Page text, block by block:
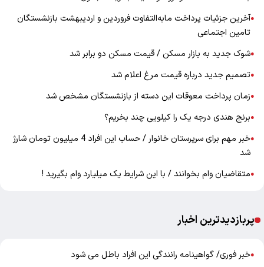
●آخرین جزئیات پرداخت مابه‌التفاوت فروردین و اردیبهشت بازنشستگان
تامین اجتماعی
●شوک جدید به بازار مسکن / قیمت مسکن دو برابر شد
●تصمیم جدید درباره قیمت مرغ اعلام شد
●زمان پرداخت معوقات این دسته از بازنشستگان مشخص شد
●برنج هندی درجه یک را کیلویی چند بخریم؟
●
خبر مهم برای سرپرستان خانوار / حساب این افراد 4 میلیون تومان شارژ
شد
●متقاضیان وام بخوانند / با این شرایط یک میلیارد وام بگیرید !
پربازدیدترین اخبار
●خبر فوری/ گواهینامه رانندگی این افراد باطل می شود